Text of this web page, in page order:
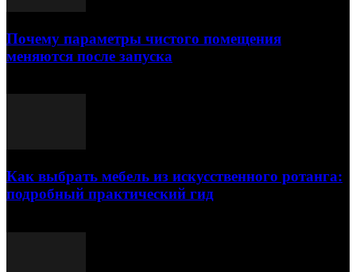
Почему параметры чистого помещения
меняются после запуска
Как выбрать мебель из искусственного ротанга:
подробный практический гид